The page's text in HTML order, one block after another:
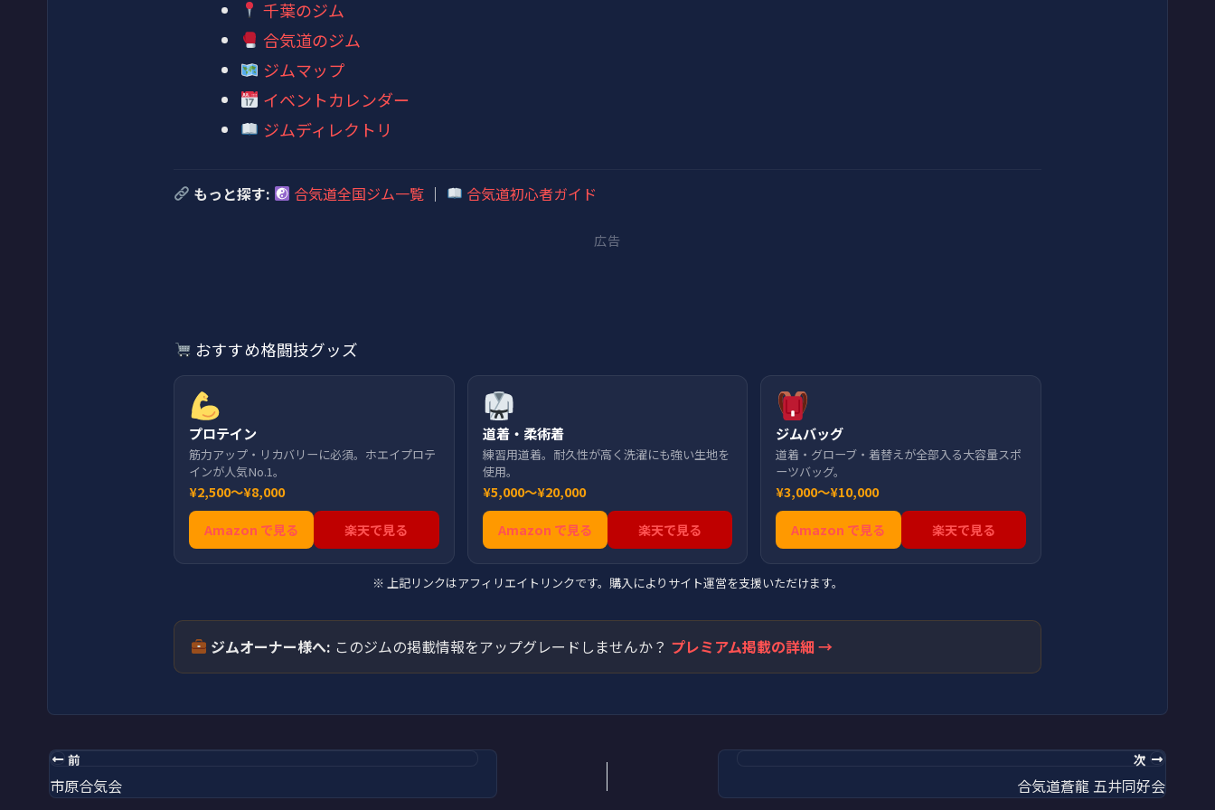
千葉のジム
合気道のジム
ジムマップ
イベントカレンダー
ジムディレクトリ
もっと探す: 合気道全国ジム一覧 ｜ 合気道初心者ガイド
広告
おすすめ格闘技グッズ
プロテイン
筋力アップ・リカバリーに必須。ホエイプロテ
インが人気No.1。
¥2,500〜¥8,000
Amazon で見る 楽天で見る
道着・柔術着
練習用道着。耐久性が高く洗濯にも強い生地を
使用。
¥5,000〜¥20,000
Amazon で見る 楽天で見る
ジムバッグ
道着・グローブ・着替えが全部入る大容量スポ
ーツバッグ。
¥3,000〜¥10,000
Amazon で見る 楽天で見る
※ 上記リンクはアフィリエイトリンクです。購入によりサイト運営を支援いただけます。
ジムオーナー様へ: このジムの掲載情報をアップグレードしませんか？ プレミアム掲載の詳細 →
前
市原合気会
次
合気道蒼龍 五井同好会